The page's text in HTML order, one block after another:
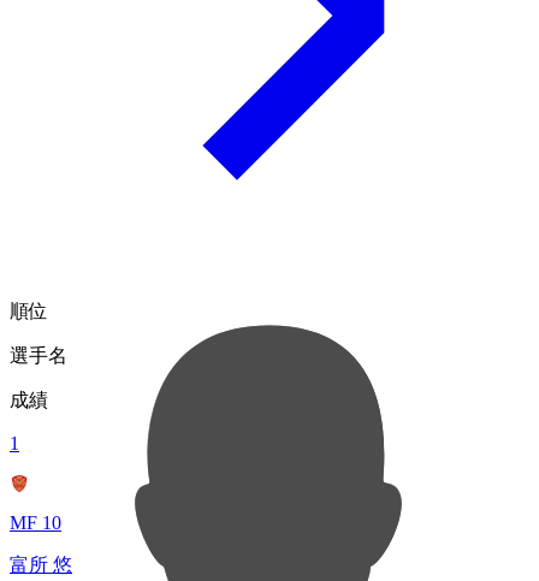
順位
選手名
成績
1
MF 10
富所 悠